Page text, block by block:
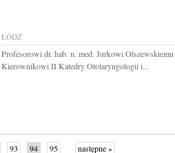
ŁÓDŹ
Profesorowi dr. hab. n. med. Jurkowi Olszewskiemu
Kierownikowi II Katedry Otolaryngologii i...
93 94 95 następne »